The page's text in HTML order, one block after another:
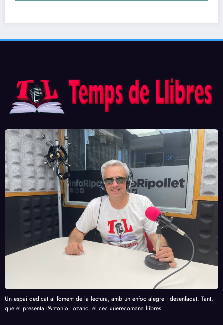
Un espai dedicat al foment de la lectura, amb un enfoc alegre i desenfadat. Tant,
que el presenta l'Antonio Lozano, el cec querecomana llibres.